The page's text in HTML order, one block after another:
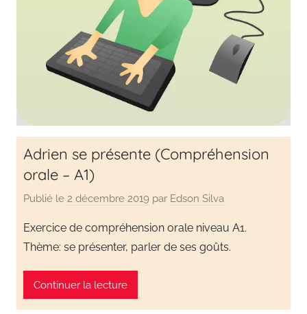
Adrien se présente (Compréhension
orale – A1)
Publié le 2 décembre 2019 par Edson Silva
Exercice de compréhension orale niveau A1.
Thème: se présenter, parler de ses goûts.
Continuer la lecture